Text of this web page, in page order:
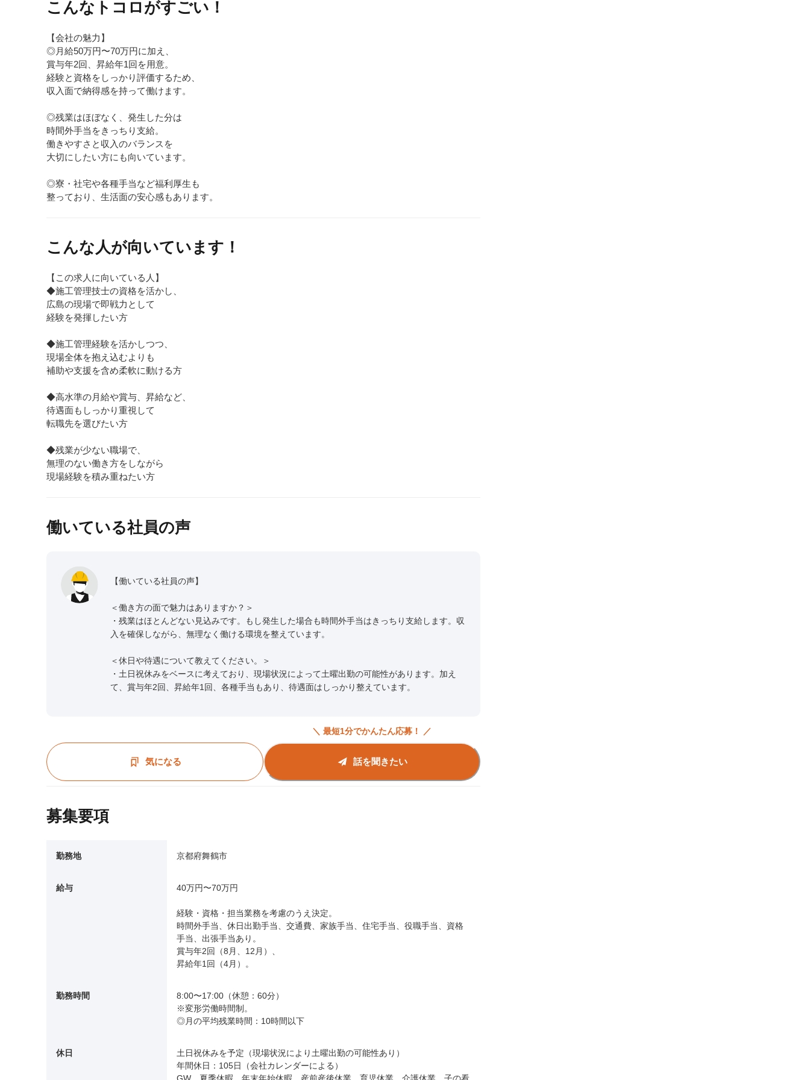
こんなトコロがすごい！
【会社の魅力】
◎月給50万円〜70万円に加え、
賞与年2回、昇給年1回を用意。
経験と資格をしっかり評価するため、
収入面で納得感を持って働けます。
◎残業はほぼなく、発生した分は
時間外手当をきっちり支給。
働きやすさと収入のバランスを
大切にしたい方にも向いています。
◎寮・社宅や各種手当など福利厚生も
整っており、生活面の安心感もあります。
こんな人が向いています！
【この求人に向いている人】
◆施工管理技士の資格を活かし、
広島の現場で即戦力として
経験を発揮したい方
◆施工管理経験を活かしつつ、
現場全体を抱え込むよりも
補助や支援を含め柔軟に動ける方
◆高水準の月給や賞与、昇給など、
待遇面もしっかり重視して
転職先を選びたい方
◆残業が少ない職場で、
無理のない働き方をしながら
現場経験を積み重ねたい方
働いている社員の声
【働いている社員の声】
＜働き方の面で魅力はありますか？＞
・残業はほとんどない見込みです。もし発生した場合も時間外手当はきっちり支給します。収
入を確保しながら、無理なく働ける環境を整えています。
＜休日や待遇について教えてください。＞
・土日祝休みをベースに考えており、現場状況によって土曜出勤の可能性があります。加え
て、賞与年2回、昇給年1回、各種手当もあり、待遇面はしっかり整えています。
気になる
＼ 最短1分でかんたん応募！ ／
話を聞きたい
募集要項
勤務地 京都府舞鶴市
給与 40万円〜70万円
経験・資格・担当業務を考慮のうえ決定。
時間外手当、休日出勤手当、交通費、家族手当、住宅手当、役職手当、資格
手当、出張手当あり。
賞与年2回（8月、12月）、
昇給年1回（4月）。
勤務時間
8:00〜17:00（休憩：60分）
※変形労働時間制。
◎月の平均残業時間：10時間以下
休日
土日祝休みを予定（現場状況により土曜出勤の可能性あり）
年間休日：105日（会社カレンダーによる）
GW、夏季休暇、年末年始休暇、産前産後休業、育児休業、介護休業、子の看